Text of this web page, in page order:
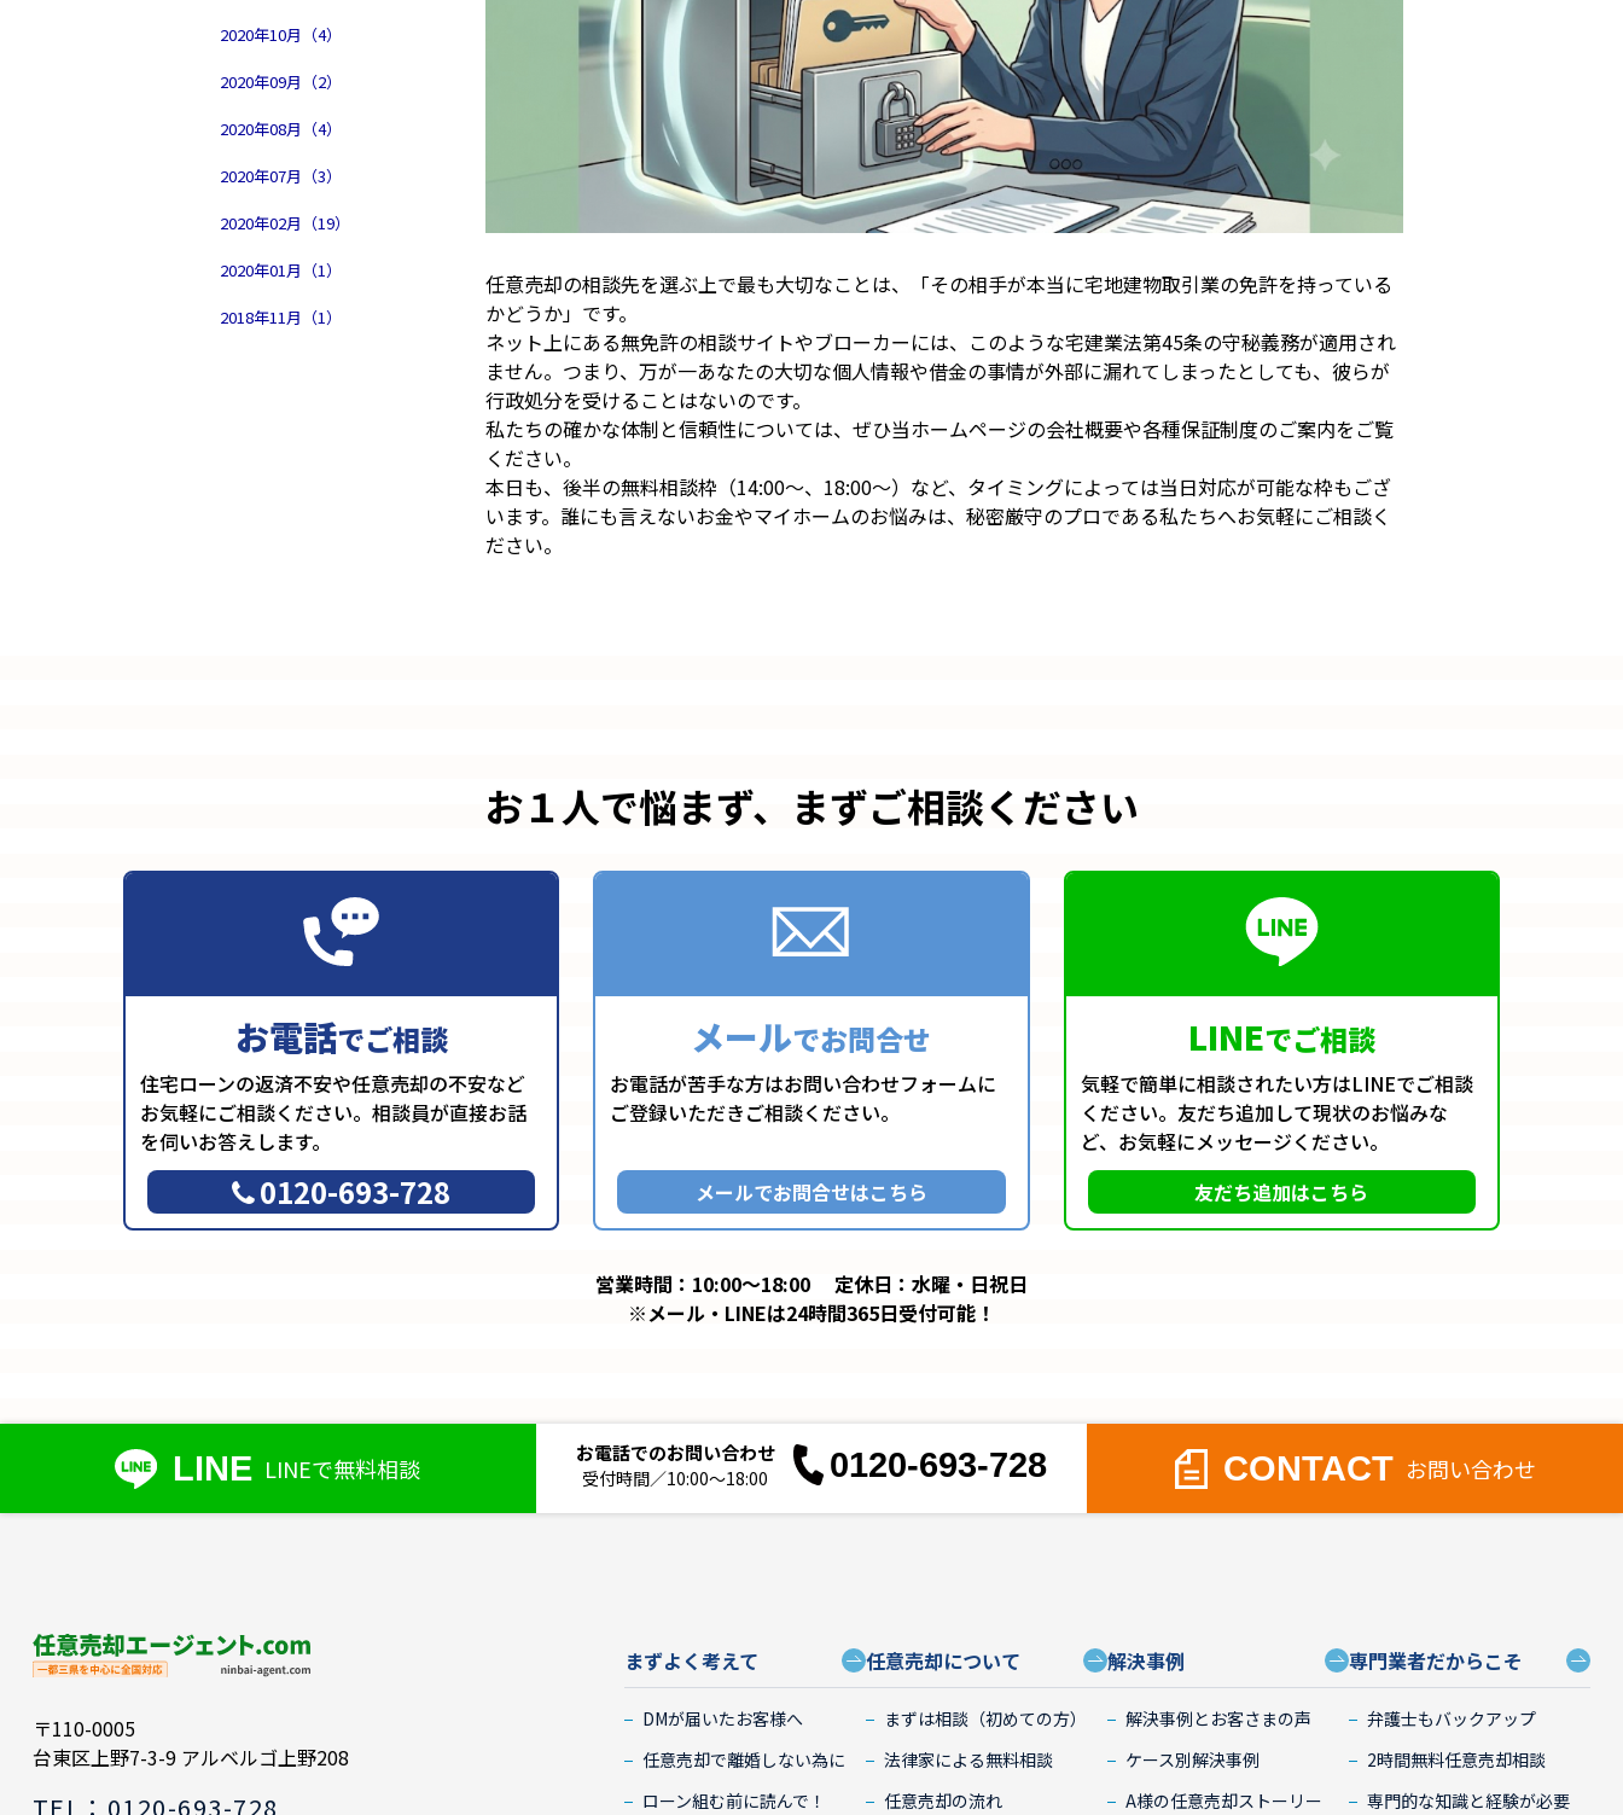
2020年10月（4）
2020年09月（2）
2020年08月（4）
2020年07月（3）
2020年02月（19）
2020年01月（1）
2018年11月（1）
任意売却の相談先を選ぶ上で最も大切なことは、「その相手が本当に宅地建物取引業の免許を持っている
かどうか」です。
ネット上にある無免許の相談サイトやブローカーには、このような宅建業法第45条の守秘義務が適用され
ません。つまり、万が一あなたの大切な個人情報や借金の事情が外部に漏れてしまったとしても、彼らが
行政処分を受けることはないのです。
私たちの確かな体制と信頼性については、ぜひ当ホームページの会社概要や各種保証制度のご案内をご覧
ください。
本日も、後半の無料相談枠（14:00〜、18:00〜）など、タイミングによっては当日対応が可能な枠もござ
います。誰にも言えないお金やマイホームのお悩みは、秘密厳守のプロである私たちへお気軽にご相談く
ださい。
お１人で悩まず、 まずご相談ください
お電話でご相談
住宅ローンの返済不安や任意売却の不安など
お気軽にご相談ください。相談員が直接お話
を伺いお答えします。
0120-693-728
メールでお問合せ
お電話が苦手な方はお問い合わせフォームに
ご登録いただきご相談ください。
メールでお問合せはこちら
LINEでご相談
気軽で簡単に相談されたい方はLINEでご相談
ください。友だち追加して現状のお悩みな
ど、お気軽にメッセージください。
友だち追加はこちら
営業時間：10:00～18:00
定休日：水曜・日祝日
※メール・LINEは24時間365日受付可能！
LINE LINEで無料相談
お電話でのお問い合わせ
受付時間／10:00～18:00 0120-693-728 CONTACT お問い合わせ
〒110-0005
台東区上野7-3-9 アルベルゴ上野208
TEL：0120-693-728
まずよく考えて
DMが届いたお客様へ
任意売却で離婚しない為に
ローン組む前に読んで！
任意売却について
まずは相談（初めての方）
法律家による無料相談
任意売却の流れ
解決事例
解決事例とお客さまの声
ケース別解決事例
A様の任意売却ストーリー
専門業者だからこそ
弁護士もバックアップ
2時間無料任意売却相談
専門的な知識と経験が必要